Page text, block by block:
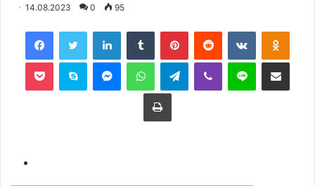
14.08.2023 0 95
FacebookTwitter LinkedInTumblr PinterestReddit Вконтакте
Фрезеровка
Skype MessengerWhatsAppTelegramViber Line Поделиться через электронную почту
Печатать